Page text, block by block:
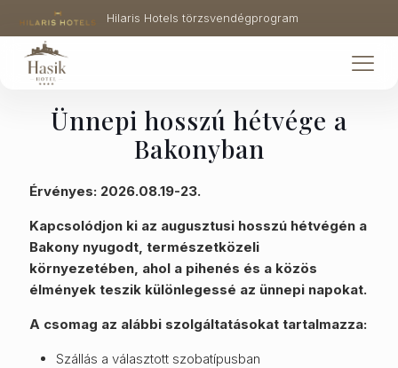
Hilaris Hotels törzsvendégprogram
Ünnepi hosszú hétvége a
Bakonyban
Érvényes: 2026.08.19-23.
Kapcsolódjon ki az augusztusi hosszú hétvégén a
Bakony nyugodt, természetközeli
környezetében, ahol a pihenés és a közös
élmények teszik különlegessé az ünnepi napokat.
A csomag az alábbi szolgáltatásokat tartalmazza:
Szállás a választott szobatípusban